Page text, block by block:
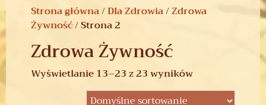
Strona główna/Dla Zdrowia/Zdrowa
Żywność/ Strona 2
Zdrowa Żywność
Wyświetlanie 13–23 z 23 wyników